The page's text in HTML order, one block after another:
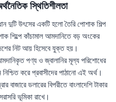
স্থিতিশীলতা
দুটি উৎসের একটি হলো তৈরি পোশাক শিল্প
শিল্পে কাঁচামাল আমদানিতে বড় অংকের
নিট আয় হিসেবে যুক্ত হয়।
পণ্য ও জ্বালানির মূল্য পরিশোধের
করে প্রবাসীদের পাঠানো এই অর্থ।
বাজারে ডলারের বিপরীতে বাংলাদেশি টাকার
ভূমিকা রাখে।